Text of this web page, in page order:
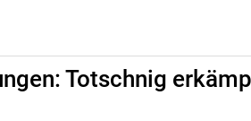
Totschnig